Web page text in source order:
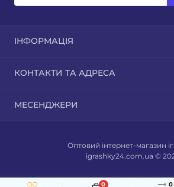
0
0
ІНФОРМАЦІЯ
КОНТАКТИ ТА АДРЕСА
МЕСЕНДЖЕРИ
Оптовий інтернет-магазин
igrashky24.com.ua ©